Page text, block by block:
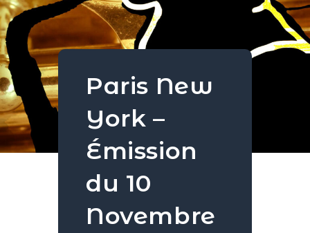
Paris New
York –
Émission
du 10
Novembre